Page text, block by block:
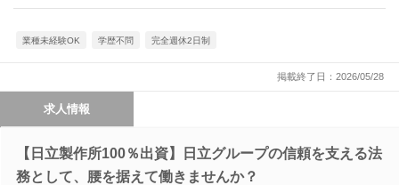
業種未経験OK 学歴不問 完全週休2日制
掲載終了日：2026/05/28
求人情報
【日立製作所100％出資】日立グループの信頼を支える法
務として、腰を据えて働きませんか？